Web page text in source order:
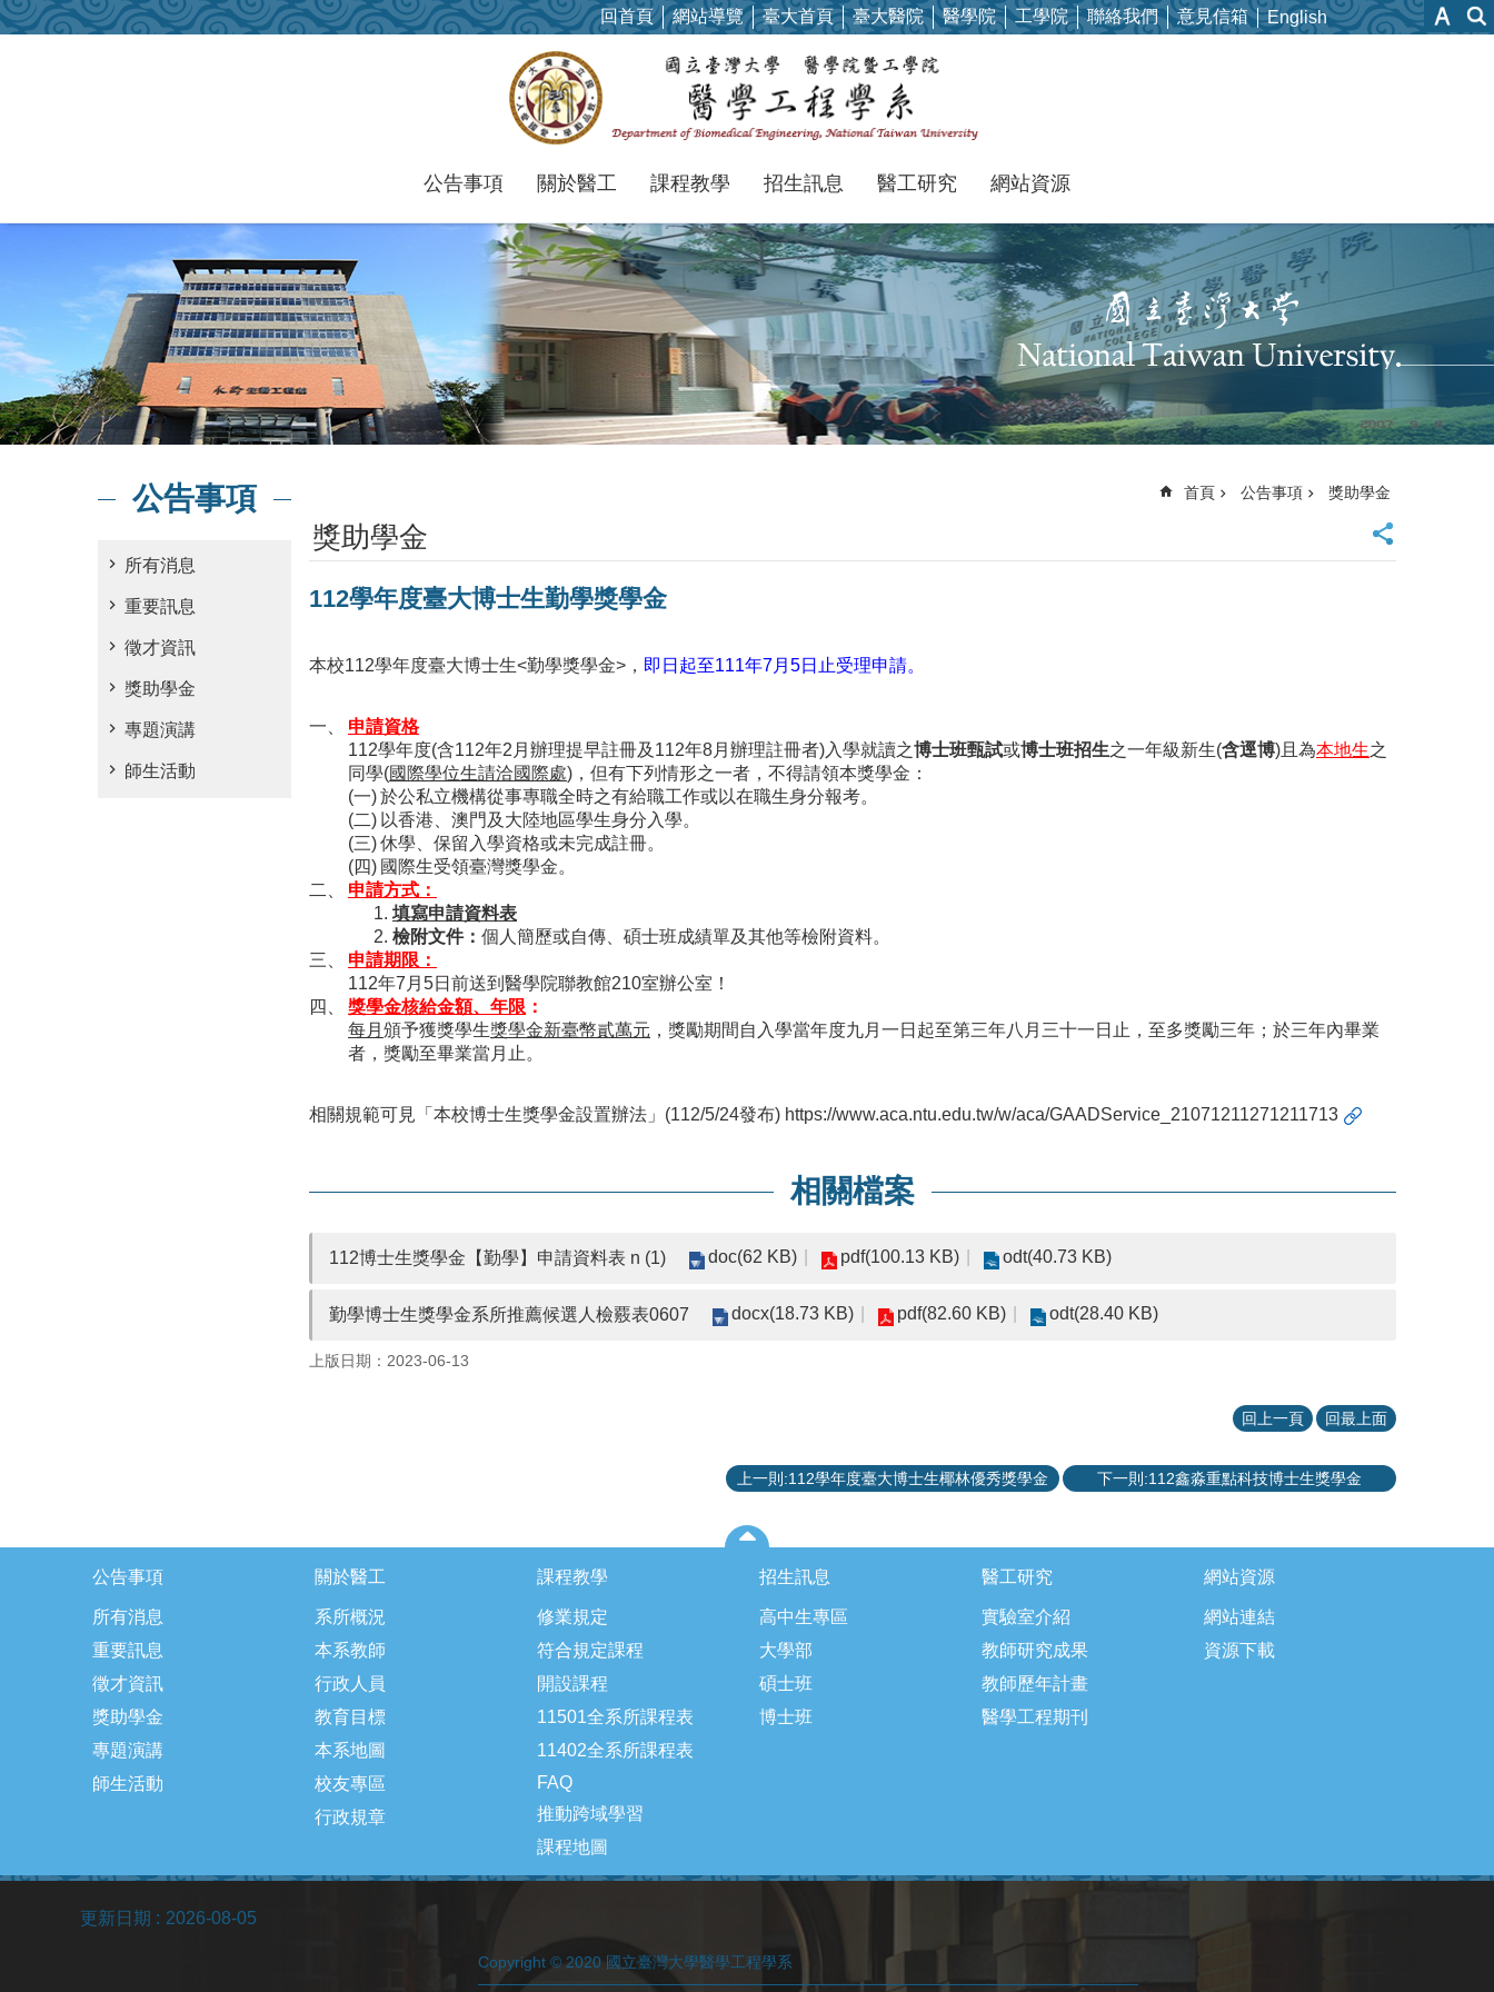
跳到主要內容區塊 回首頁 網站導覽 臺大首頁 臺大醫院 醫學院 工學院 聯絡我們 意見信箱 English
公告事項 關於醫工 課程教學 招生訊息 醫工研究 網站資源
公告事項
所有消息
重要訊息
徵才資訊
獎助學金
專題演講
師生活動
首頁 公告事項 獎助學金
獎助學金
112學年度臺大博士生勤學獎學金
本校112學年度臺大博士生<勤學獎學金>， 即日起至111年7月5日止受理申請。
申請資格
112學年度(含112年2月辦理提早註冊及112年8月辦理註冊者)入學就讀之博士班甄試或博士班招生之一年級新生(含逕博)且為本地生之
同學(國際學位生請洽國際處)，但有下列情形之一者，不得請領本獎學金：
於公私立機構從事專職全時之有給職工作或以在職生身分報考。
以香港、澳門及大陸地區學生身分入學。
休學、保留入學資格或未完成註冊。
國際生受領臺灣獎學金。
申請方式：
填寫申請資料表
檢附文件： 個人簡歷或自傳、碩士班成績單及其他等檢附資料。
申請期限：
112年7月5日前送到醫學院聯教館210室辦公室！
獎學金核給金額、年限 ：
每月 頒予獲獎學生獎學金新臺幣貳萬元 ，獎勵期間自入學當年度九月一日起至第三年八月三十一日止，至多獎勵三年；於三年內畢業
者，獎勵至畢業當月止。
相關規範可見「本校博士生獎學金設置辦法」(112/5/24發布) https://www.aca.ntu.edu.tw/w/aca/GAADService_21071211271211713
相關檔案
112博士生獎學金【勤學】申請資料表 n (1) doc(62 KB) pdf(100.13 KB) odt(40.73 KB)
勤學博士生獎學金系所推薦候選人檢覈表0607 docx(18.73 KB) pdf(82.60 KB) odt(28.40 KB)
上版日期：2023-06-13
回上一頁 回最上面
上一則:112學年度臺大博士生椰林優秀獎學金 下一則:112鑫淼重點科技博士生獎學金
公告事項
所有消息
重要訊息
徵才資訊
獎助學金
專題演講
師生活動
關於醫工
系所概況
本系教師
行政人員
教育目標
本系地圖
校友專區
行政規章
課程教學
修業規定
符合規定課程
開設課程
11501全系所課程表
11402全系所課程表
FAQ
推動跨域學習
課程地圖
招生訊息
高中生專區
大學部
碩士班
博士班
醫工研究
實驗室介紹
教師研究成果
教師歷年計畫
醫學工程期刊
網站資源
網站連結
資源下載
更新日期 2026-08-05
Copyright © 2020 國立臺灣大學醫學工程學系